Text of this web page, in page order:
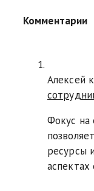
Комментарии
Алексей к
Фокус на
ресурсы
аспектах